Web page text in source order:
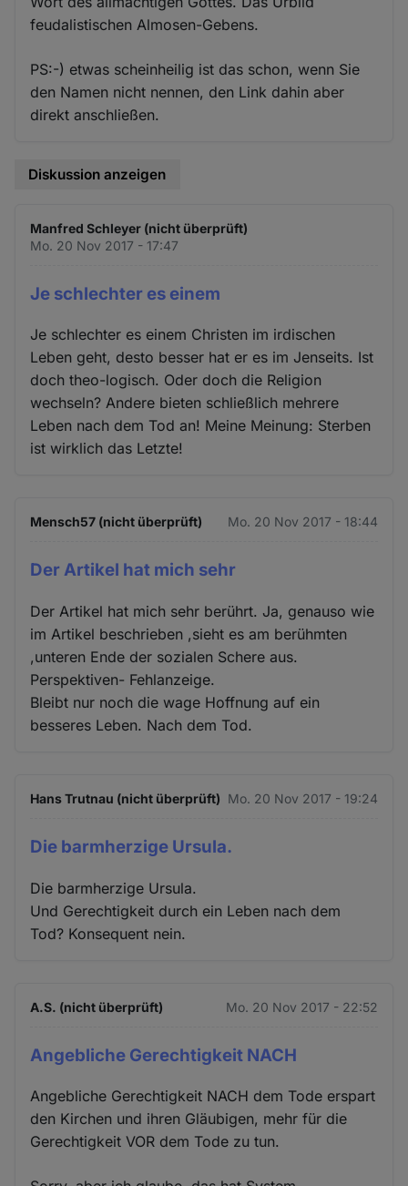
feudalistischen Almosen-Gebens.
PS:-) etwas scheinheilig ist das schon, wenn Sie
den Namen nicht nennen, den Link dahin aber
direkt anschließen.
Diskussion anzeigen
Manfred Schleyer (nicht überprüft)
Mo. 20 Nov 2017 - 17:47
Je schlechter es einem
Je schlechter es einem Christen im irdischen
Leben geht, desto besser hat er es im Jenseits. Ist
doch theo-logisch. Oder doch die Religion
wechseln? Andere bieten schließlich mehrere
Leben nach dem Tod an! Meine Meinung: Sterben
ist wirklich das Letzte!
Mensch57 (nicht überprüft) Mo. 20 Nov 2017 - 18:44
Der Artikel hat mich sehr
Der Artikel hat mich sehr berührt. Ja, genauso wie
im Artikel beschrieben ,sieht es am berühmten
,unteren Ende der sozialen Schere aus.
Perspektiven- Fehlanzeige.
Bleibt nur noch die wage Hoffnung auf ein
besseres Leben. Nach dem Tod.
Hans Trutnau (nicht überprüft) Mo. 20 Nov 2017 - 19:24
Die barmherzige Ursula.
Die barmherzige Ursula.
Und Gerechtigkeit durch ein Leben nach dem
Tod? Konsequent nein.
A.S. (nicht überprüft) Mo. 20 Nov 2017 - 22:52
Angebliche Gerechtigkeit NACH
Angebliche Gerechtigkeit NACH dem Tode erspart
den Kirchen und ihren Gläubigen, mehr für die
Gerechtigkeit VOR dem Tode zu tun.